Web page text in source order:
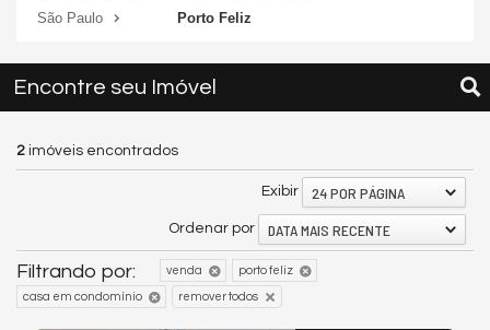
São Paulo
Porto Feliz
Encontre seu Imóvel
2 imóveis encontrados
Exibir 24 POR PÁGINA
Ordenar por DATA MAIS RECENTE
Filtrando por: venda porto feliz
casa em condomínio remover todos